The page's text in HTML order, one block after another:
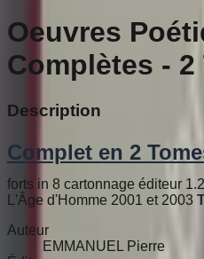
Oeuvres
Complètes - 2
Description
Complet en 2
forts in 8 cartonnage éditeur
L'Âge d'Homme 2001 et 2003
Auteur
EMMANUEL Pierre